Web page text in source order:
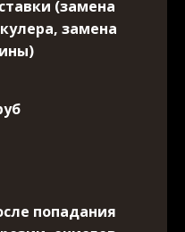
(замена
замена
попадания